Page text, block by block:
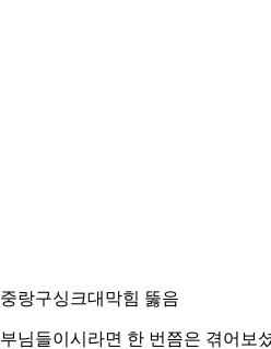
랑구싱크대막힘 뚫음
님들이시라면 한 번쯤은 겪어보